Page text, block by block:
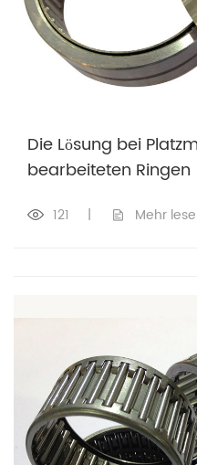
Die Lösung bei
bearbeiteten Ringen
121 | Mehr